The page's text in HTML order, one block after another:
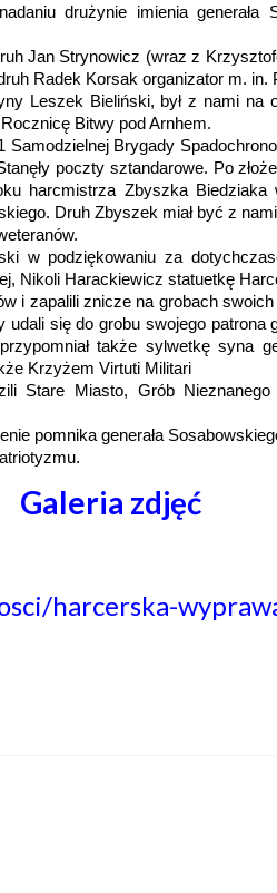
drużynie imienia generała
Jan Strynowicz (wraz z
Radek Korsak organizator m.
Leszek Bieliński, był z nami na
Bitwy pod Arnhem.
Samodzielnej Brygady
poczty sztandarowe. Po
harcmistrza Zbyszka Biedziaka
Druh Zbyszek miał być z
w podziękowaniu za
Nikoli Harackiewicz statuetkę
i zapalili znicze na grobach
się do grobu swojego patrona
także sylwetkę syna
Krzyżem Virtuti Militari
Stare Miasto, Grób
pomnika generała
Galeria zdjęć
harcerska-